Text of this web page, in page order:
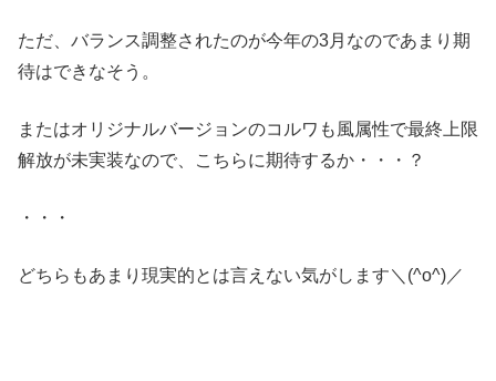
ただ、バランス調整されたのが今年の3月なのであまり期
待はできなそう。
またはオリジナルバージョンのコルワも風属性で最終上限
解放が未実装なので、こちらに期待するか・・・？
・・・
どちらもあまり現実的とは言えない気がします＼(^o^)／